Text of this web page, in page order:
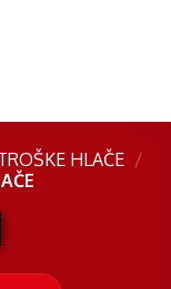
HLAČE /